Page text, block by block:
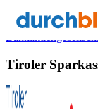
Anbieter
Tiroler